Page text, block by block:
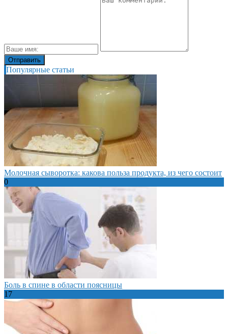
Популярные статьи
Молочная сыворотка: какова польза продукта, из чего состоит
0
Боль в спине в области поясницы
17